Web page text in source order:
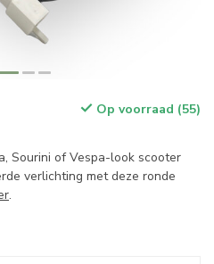
Op voorraad (55)
Sourini of Vespa-look scooter
verlichting met deze ronde
.